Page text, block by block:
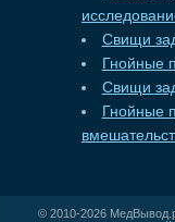
Свищи
Гнойные
Свищи
Гнойные
© 2010-2026